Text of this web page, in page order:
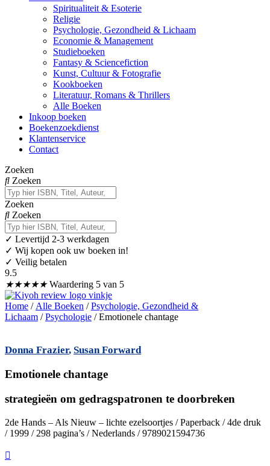
Spiritualiteit & Esoterie
Religie
Psychologie, Gezondheid & Lichaam
Economie & Management
Studieboeken
Fantasy & Sciencefiction
Kunst, Cultuur & Fotografie
Kookboeken
Literatuur, Romans & Thrillers
Alle Boeken
Inkoop boeken
Boekenzoekdienst
Klantenservice
Contact
Zoeken
Zoeken
Zoeken
Zoeken
✓ Levertijd 2-3 werkdagen
✓ Wij kopen ook uw boeken in!
✓ Veilig betalen
9.5
★★★★★ Waardering 5 van 5
Home / Alle Boeken /Psychologie, Gezondheid &
Lichaam /Psychologie / Emotionele chantage
Donna Frazier, Susan Forward
Emotionele chantage
strategieën om gedragspatronen te doorbreken
2de Hands – Als Nieuw – lichte ezelsoortjes / Paperback / 4de druk
/ 1999 / 298 pagina’s / Nederlands / 9789021594736